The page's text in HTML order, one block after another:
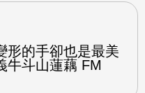
形的手卻也是最美
牛斗山蓮藕 FM